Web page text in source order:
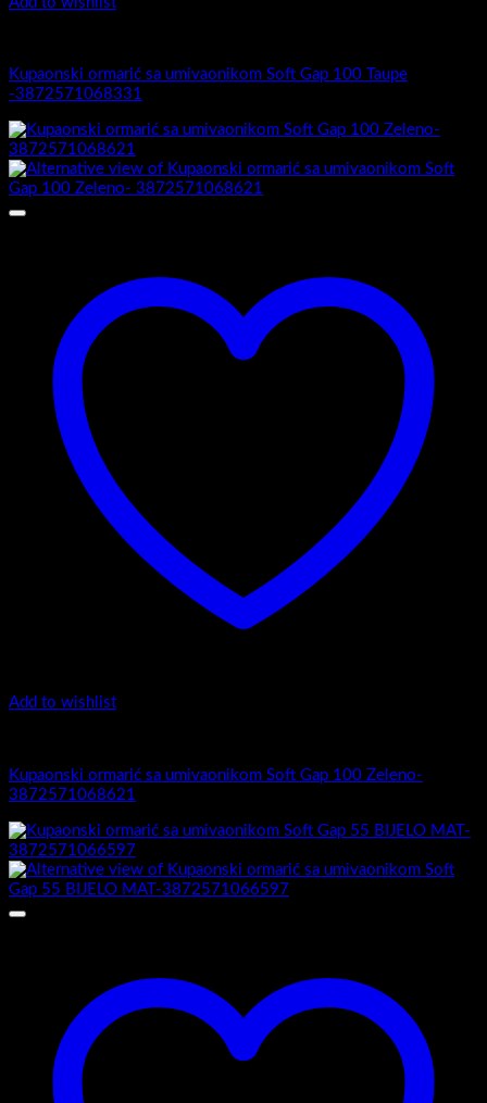
Kupaonski ormarić sa umivaonikom Soft Gap 100 Taupe
-3872571068331
Add to wishlist
Kupaonski ormarić sa umivaonikom Soft Gap 100 Zeleno-
3872571068621